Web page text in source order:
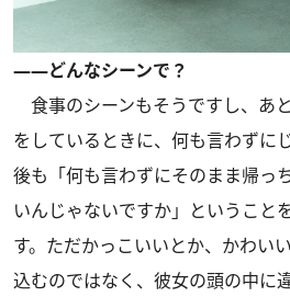
――どんなシーンで？
食事のシーンもそうですし、あ
をしているときに、何も言わずに
後も「何も言わずにそのまま帰っ
いんじゃないですか」ということ
す。ただかっこいいとか、かわい
込むのではなく、彼女の頭の中に